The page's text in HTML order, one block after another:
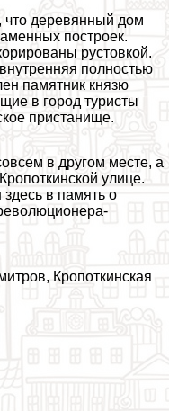
что деревянный дом
построек.
рустовкой.
полностью
памятник князю
в город туристы
пристанище.
в другом месте, а
улице.
в память о
Кропоткинская